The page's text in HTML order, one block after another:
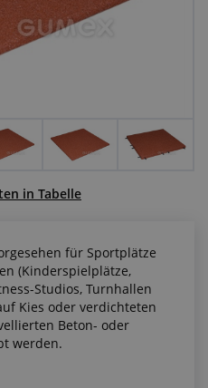
in Tabelle
für Sportplätze
(Kinderspielplätze,
Studios, Turnhallen
Kies oder verdichteten
Beton- oder
werden.